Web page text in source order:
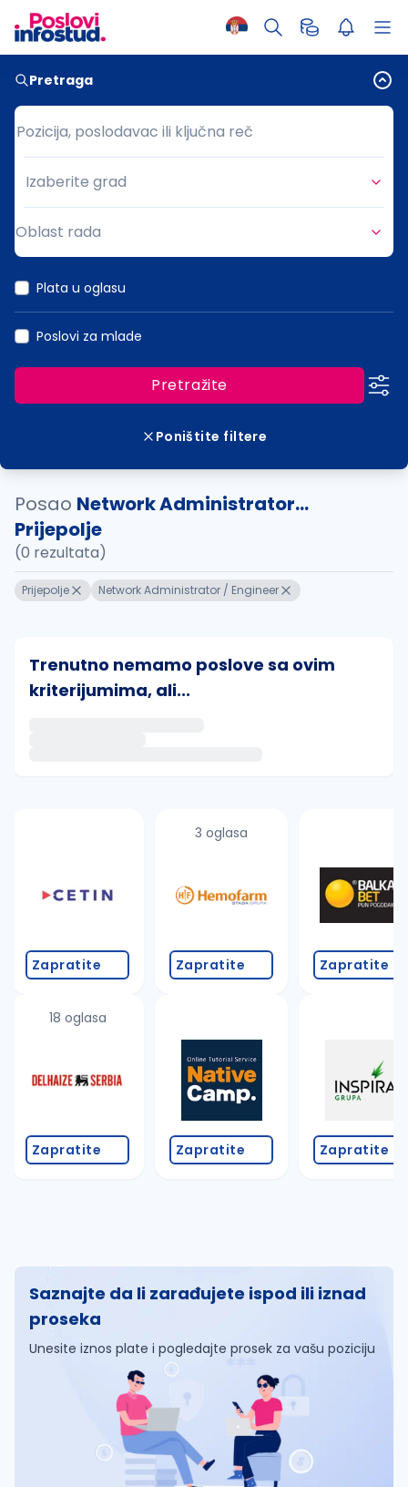
Pretraga
Pozicija, poslodavac ili ključna reč
Pozicija, poslodavac ili ključna reč
Grad
Izaberite grad
Oblast rada
Plata u oglasu
Poslovi za mlade
Pretražite
Poništite filtere
Posao Network Administrator...
Prijepolje
(0 rezultata)
Prijepolje Network Administrator / Engineer
Trenutno nemamo poslove sa ovim
kriterijumima, ali...
proverite pravopisne greške (koristite č, ć, š, đ,
promenite odabrane filtere pretrage
Zapratite
18 oglasa
Zapratite
3 oglasa
Zapratite
Zapratite
Zapratite
Zapratite
Saznajte da li zarađujete ispod ili iznad
proseka
Unesite iznos plate i pogledajte prosek za vašu poziciju